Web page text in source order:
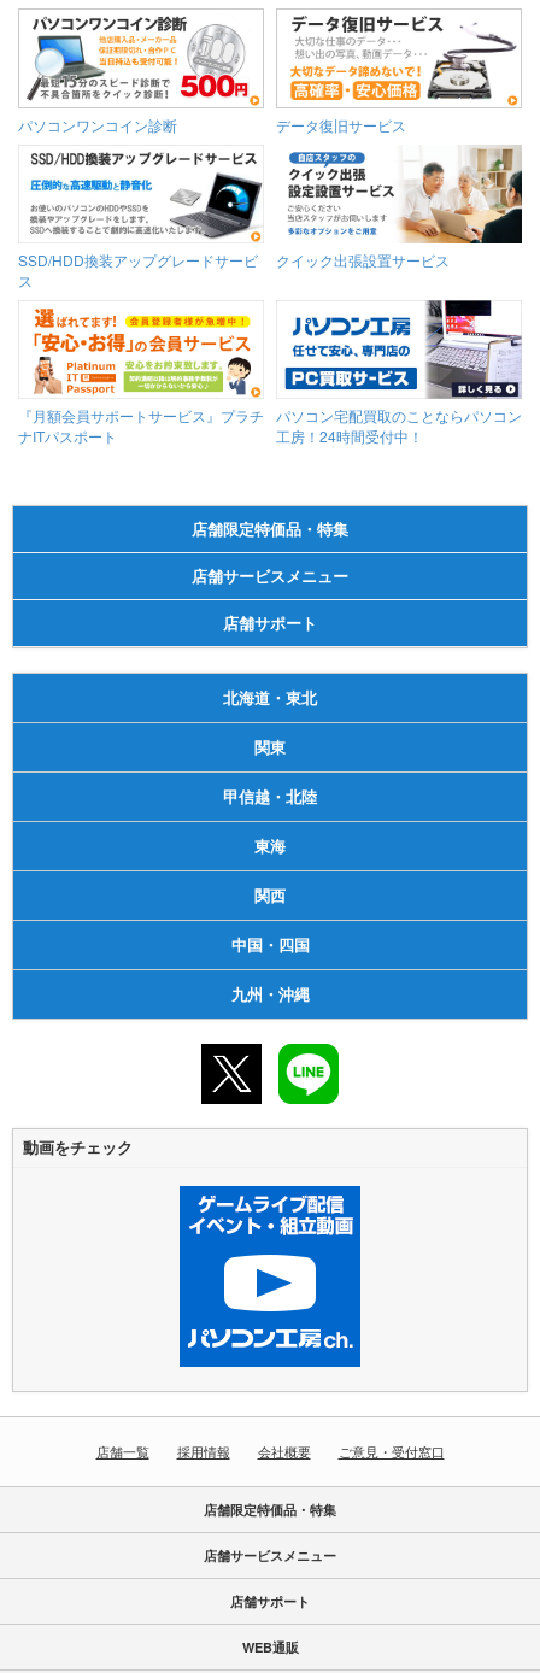
パソコンワンコイン診断 データ復旧サービス
SSD/HDD換装アップグレードサービ
ス
クイック出張設置サービス
『月額会員サポートサービス』プラチ
ナITパスポート
パソコン宅配買取のことならパソコン
工房！24時間受付中！
店舗限定特価品・特集
店舗サービスメニュー
店舗サポート
北海道・東北
関東
甲信越・北陸
東海
関西
中国・四国
九州・沖縄
動画をチェック
店舗一覧 採用情報 会社概要 ご意見・受付窓口
店舗限定特価品・特集
店舗サービスメニュー
店舗サポート
WEB通販